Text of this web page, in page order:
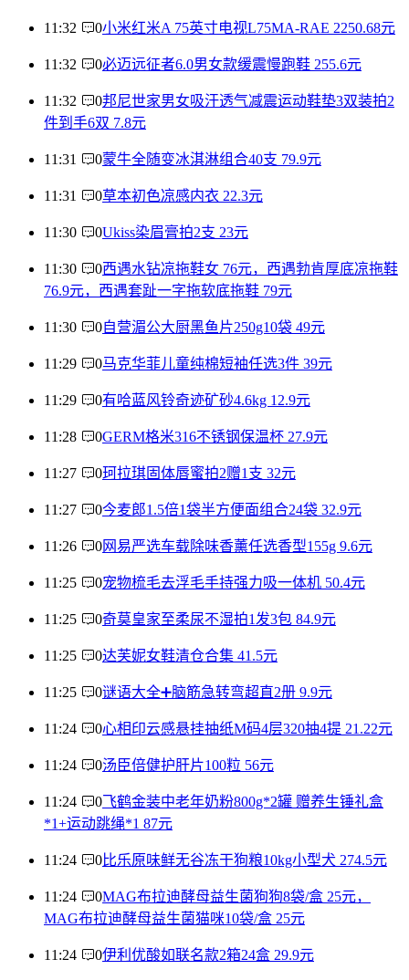
11:32 0小米红米A 75英寸电视L75MA-RAE 2250.68元
11:32 0必迈远征者6.0男女款缓震慢跑鞋 255.6元
11:32 0邦尼世家男女吸汗透气减震运动鞋垫3双装拍2
件到手6双 7.8元
11:31 0蒙牛全随变冰淇淋组合40支 79.9元
11:31 0草本初色凉感内衣 22.3元
11:30 0Ukiss染眉膏拍2支 23元
11:30 0西遇水钻凉拖鞋女 76元，西遇勃肯厚底凉拖鞋
76.9元，西遇套趾一字拖软底拖鞋 79元
11:30 0自营湄公大厨黑鱼片250g10袋 49元
11:29 0马克华菲儿童纯棉短袖任选3件 39元
11:29 0有哈蓝风铃奇迹矿砂4.6kg 12.9元
11:28 0GERM格米316不锈钢保温杯 27.9元
11:27 0珂拉琪固体唇蜜拍2赠1支 32元
11:27 0今麦郎1.5倍1袋半方便面组合24袋 32.9元
11:26 0网易严选车载除味香薰任选香型155g 9.6元
11:25 0宠物梳毛去浮毛手持强力吸一体机 50.4元
11:25 0奇莫皇家至柔尿不湿拍1发3包 84.9元
11:25 0达芙妮女鞋清仓合集 41.5元
11:25 0谜语大全➕脑筋急转弯超直2册 9.9元
11:24 0心相印云感悬挂抽纸M码4层320抽4提 21.22元
11:24 0汤臣倍健护肝片100粒 56元
11:24 0飞鹤金装中老年奶粉800g*2罐 赠养生锤礼盒
*1+运动跳绳*1 87元
11:24 0比乐原味鲜无谷冻干狗粮10kg小型犬 274.5元
11:24 0MAG布拉迪酵母益生菌狗狗8袋/盒 25元，
MAG布拉迪酵母益生菌猫咪10袋/盒 25元
11:24 0伊利优酸如联名款2箱24盒 29.9元